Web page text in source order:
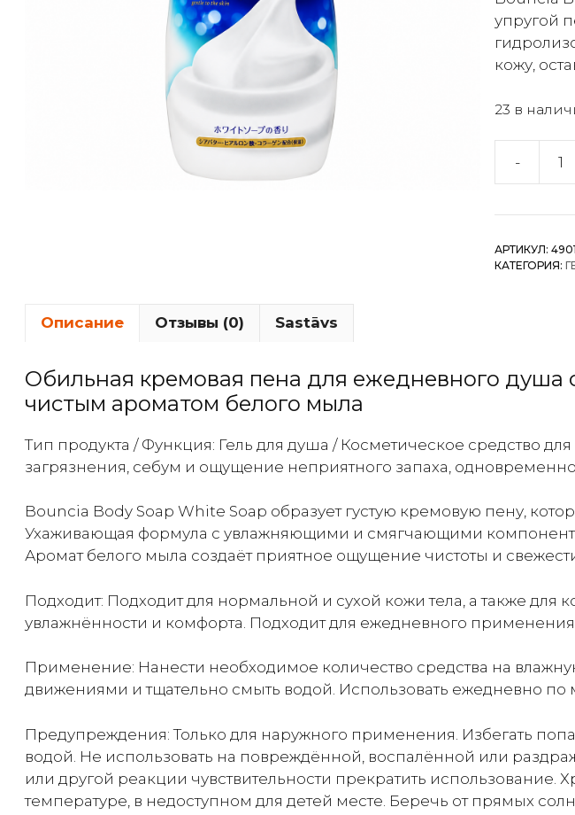
упругой
кожу,
23 в
-
Bouncia
Soap
гель
для
АРТИКУЛ:
КАТЕГОРИЯ:
Описание Отзывы (0) Sastāvs
Обильная кремовая пена для ежедневного
чистым ароматом белого мыла
Тип продукта / Функция: Гель для душа / Косметическое средство
загрязнения, себум и ощущение неприятного запаха,
Bouncia Body Soap White Soap образует густую кремовую пену,
Ухаживающая формула с увлажняющими и смягчающими
Аромат белого мыла создаёт приятное ощущение чистоты и
Подходит: Подходит для нормальной и сухой кожи тела, а также
увлажнённости и комфорта. Подходит для ежедневного применения.
Применение: Нанести необходимое количество средства на
движениями и тщательно смыть водой. Использовать ежедневно по
Предупреждения: Только для наружного применения. Избегать
водой. Не использовать на повреждённой, воспалённой или
или другой реакции чувствительности прекратить
температуре, в недоступном для детей месте. Беречь от прямых